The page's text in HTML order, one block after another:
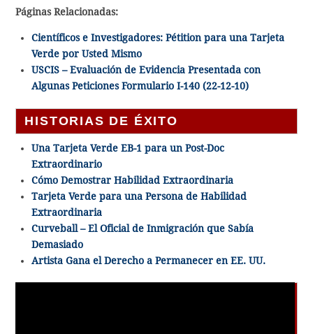
Páginas Relacionadas:
Científicos e Investigadores: Pétition para una Tarjeta
Verde por Usted Mismo
USCIS – Evaluación de Evidencia Presentada con
Algunas Peticiones Formulario I-140 (22-12-10)
HISTORIAS DE ÉXITO
Una Tarjeta Verde EB-1 para un Post-Doc
Extraordinario
Cómo Demostrar Habilidad Extraordinaria
Tarjeta Verde para una Persona de Habilidad
Extraordinaria
Curveball – El Oficial de Inmigración que Sabía
Demasiado
Artista Gana el Derecho a Permanecer en EE. UU.